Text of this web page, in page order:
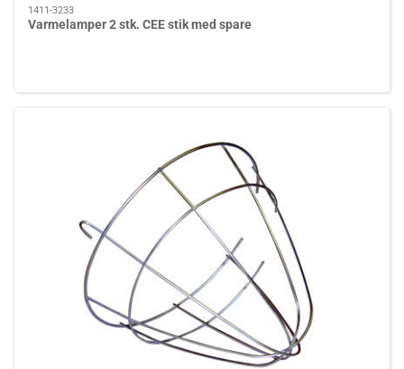
1411-3233
Varmelamper 2 stk. CEE stik med spare